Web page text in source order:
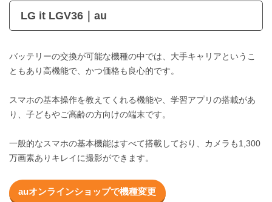
LG it LGV36｜au
バッテリーの交換が可能な機種の中では、大手キャリアというこ
ともあり高機能で、かつ価格も良心的です。
スマホの基本操作を教えてくれる機能や、学習アプリの搭載があ
り、子どもやご高齢の方向けの端末です。
一般的なスマホの基本機能はすべて搭載しており、カメラも1,300
万画素ありキレイに撮影ができます。
auオンラインショップで機種変更